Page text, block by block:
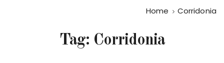
Home Corridonia
Tag: Corridonia